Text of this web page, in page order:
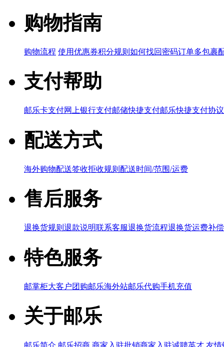
购物指南
购物流程 使用优惠券积分规则 如何找回密码订单多包裹
支付帮助
邮乐卡支付网上银行支付邮储快捷支付邮乐快捷支付协议
配送方式
海外购物配送签收拒收规则 配送时间/范围/运费
售后服务
退换货规则 退款说明联系客服退换货流程退换货运费补
特色服务
邮掌柜大客户团购邮乐海外站邮乐代购手机充值
关于邮乐
邮乐简介 邮乐招商 商家入驻批销商家入驻诚聘英才 友情